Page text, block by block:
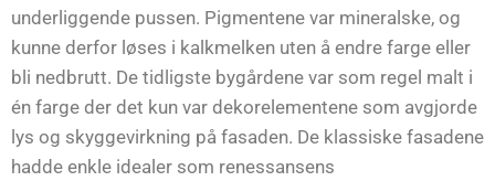
underliggende pussen. Pigmentene var mineralske, og
kunne derfor løses i kalkmelken uten å endre farge eller
bli nedbrutt. De tidligste bygårdene var som regel malt i
én farge der det kun var dekorelementene som avgjorde
lys og skyggevirkning på fasaden. De klassiske fasadene
hadde enkle idealer som renessansens